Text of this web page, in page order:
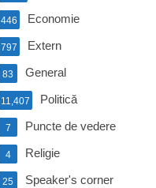
Economie
446
Extern
797
General
83
Politică
11,407
Puncte de vedere
7
Religie
4
Speaker's corner
25